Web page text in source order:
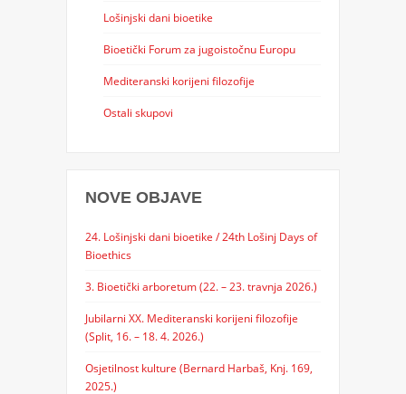
Lošinjski dani bioetike
Bioetički Forum za jugoistočnu Europu
Mediteranski korijeni filozofije
Ostali skupovi
NOVE OBJAVE
24. Lošinjski dani bioetike / 24th Lošinj Days of
Bioethics
3. Bioetički arboretum (22. – 23. travnja 2026.)
Jubilarni XX. Mediteranski korijeni filozofije
(Split, 16. – 18. 4. 2026.)
Osjetilnost kulture (Bernard Harbaš, Knj. 169,
2025.)